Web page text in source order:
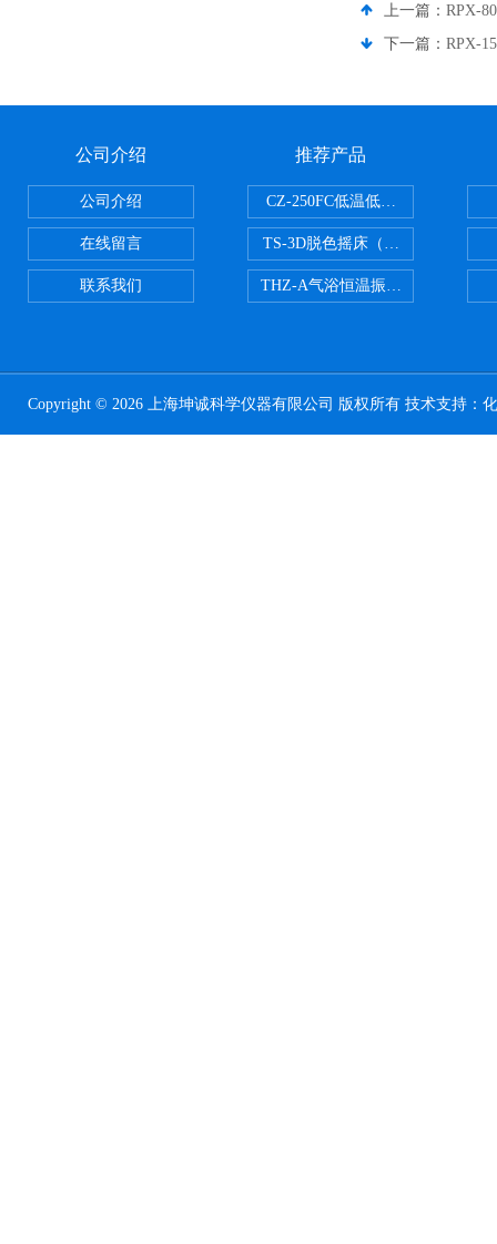
上一篇： RPX-
下一篇： RPX-
公司介绍
公司介绍
在线留言
联系我们
推荐产品
CZ-250FC低温低湿种子储藏柜
TS-3D脱色摇床（三维运动）
THZ-A气浴恒温振荡器
Copyright © 2026 上海坤诚科学仪器有限公司 版权所有 技术支持：